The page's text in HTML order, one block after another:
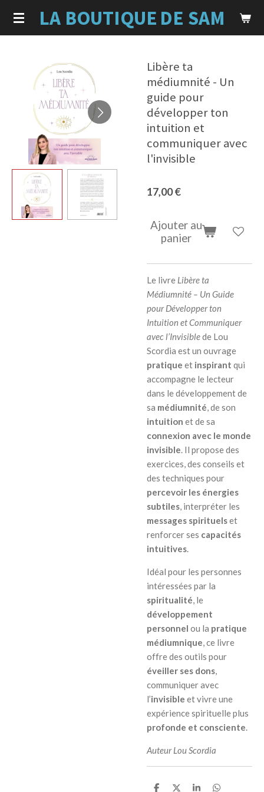
Passer
au
LA BOUTIQUE DE SAM
Libère ta
médiumnité - Un
guide pour
développer ton
intuition et
communiquer avec
l'invisible
17,00 €
Ajouter au
panier
Le livre Libère ta
Médiumnité – Un Guide
pour Développer ton
Intuition et Communiquer
avec l’Invisiblede Lou
Scordia est un ouvrage
pratique et inspirant qui
accompagne le lecteur
dans le développement de
sa médiumnité, de son
intuition et de sa
connexion avec le monde
invisible. Il propose des
exercices, des conseils et
des techniques pour
percevoir les énergies
subtiles, interpréter les
messages spirituelset
renforcer ses capacités
intuitives.
Idéal pour les personnes
intéressées par la
spiritualité, le
développement
personnel ou la pratique
médiumnique, ce livre
offre des outils pour
éveiller ses dons,
communiquer avec
l’invisible et vivre une
expérience spirituelle plus
profonde et consciente.
Auteur Lou Scordia